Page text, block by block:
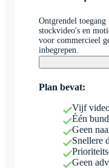
Ontgrendel
stockvideo's en
voor commercieel
inbegrepen.
Plan bevat:
Vijf
Één
Geen
Snellere
Geen